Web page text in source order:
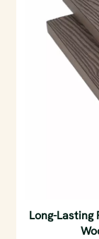
Long-Lasting